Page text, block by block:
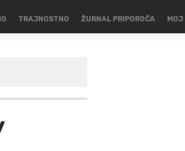
TRAJNOSTNO ŽURNAL PRIPOROČA